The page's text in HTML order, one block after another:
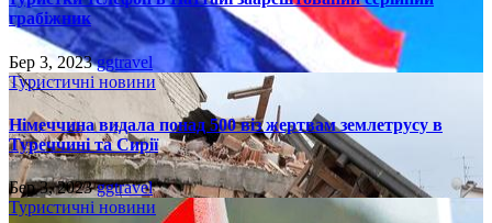
грабіжник
Бер 3, 2023ggtravel
Туристичні новини
Німеччина видала понад 500 віз жертвам землетрусу в
Туреччині та Сирії
Бер 3, 2023ggtravel
Туристичні новини